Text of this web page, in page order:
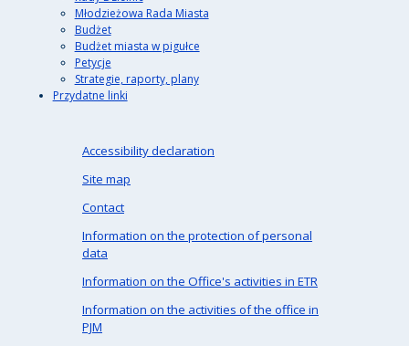
Młodzieżowa Rada Miasta
Budżet
Budżet miasta w pigułce
Petycje
Strategie, raporty, plany
Przydatne linki
Accessibility declaration
Site map
Contact
Information on the protection of personal
data
Information on the Office's activities in ETR
Information on the activities of the office in
PJM